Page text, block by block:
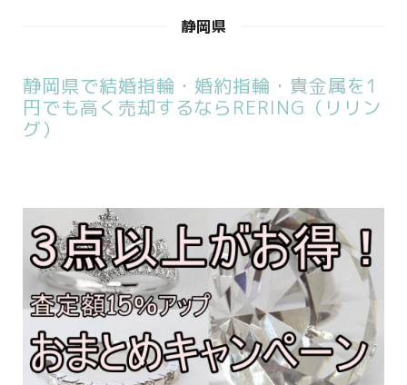
静岡県
静岡県で結婚指輪・婚約指輪・貴金属を1
円でも高く売却するならRERING（リリン
グ）